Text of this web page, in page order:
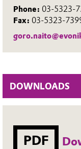
Phone: 03-5323-
Fax: 03-5323-
DOWNLOADS
PDF